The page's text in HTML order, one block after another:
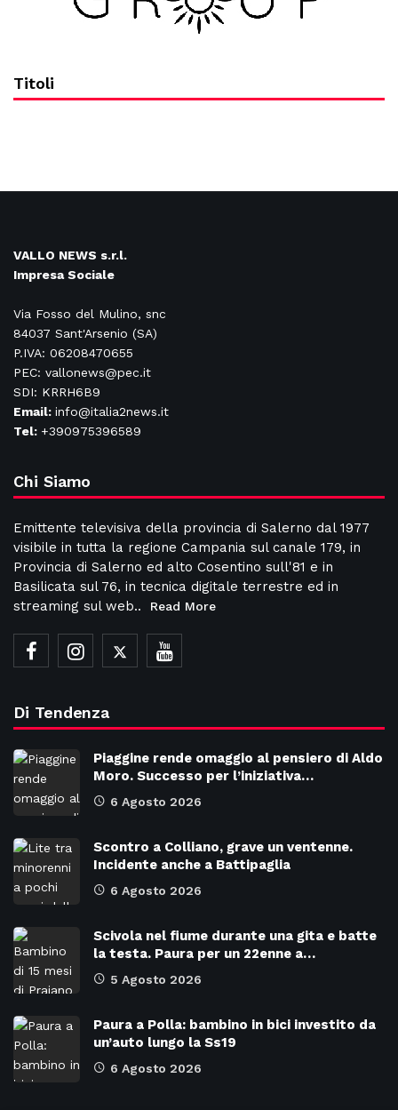
Titoli
VALLO NEWS s.r.l.
Impresa Sociale
Via Fosso del Mulino, snc
84037 Sant'Arsenio (SA)
P.IVA: 06208470655
PEC: vallonews@pec.it
SDI: KRRH6B9
Email: info@italia2news.it
Tel: +390975396589
Chi Siamo
Emittente televisiva della provincia di Salerno dal 1977
visibile in tutta la regione Campania sul canale 179, in
Provincia di Salerno ed alto Cosentino sull'81 e in
Basilicata sul 76, in tecnica digitale terrestre ed in
streaming sul web..
Read More
Di Tendenza
Piaggine rende omaggio al pensiero di Aldo
Moro. Successo per l’iniziativa…
6 Agosto 2026
Scontro a Colliano, grave un ventenne.
Incidente anche a Battipaglia
6 Agosto 2026
Scivola nel fiume durante una gita e batte
la testa. Paura per un 22enne a…
5 Agosto 2026
Paura a Polla: bambino in bici investito da
un’auto lungo la Ss19
6 Agosto 2026